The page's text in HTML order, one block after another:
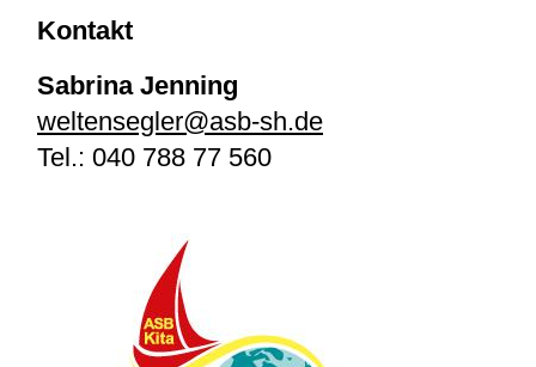
Kontakt
Sabrina Jenning
weltensegler@asb-sh.de
Tel.: 040 788 77 560